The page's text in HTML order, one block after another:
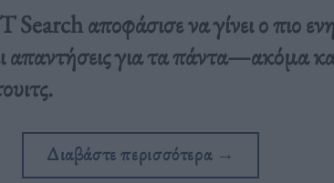
Search αποφάσισε να γίνει ο πιο
απαντήσεις για τα πάντα—ακόμα
Διαβάστε περισσότερα →